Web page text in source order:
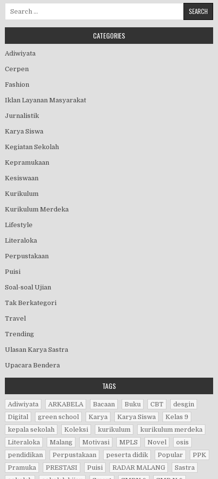
CATEGORIES
Adiwiyata
Cerpen
Fashion
Iklan Layanan Masyarakat
Jurnalistik
Karya Siswa
Kegiatan Sekolah
Kepramukaan
Kesiswaan
Kurikulum
Kurikulum Merdeka
Lifestyle
Literaloka
Perpustakaan
Puisi
Soal-soal Ujian
Tak Berkategori
Travel
Trending
Ulasan Karya Sastra
Upacara Bendera
TAGS
Adiwiyata ARKABELA Bacaan Buku CBT
desgin
Digital
green school Karya Karya Siswa
Kelas 9
kepala sekolah
Koleksi kurikulum
kurikulum merdeka
Literaloka
Malang Motivasi MPLS Novel
osis
pendidikan
Perpustakaan peserta didik Popular
PPK
Pramuka
PRESTASI Puisi RADAR MALANG
Sastra